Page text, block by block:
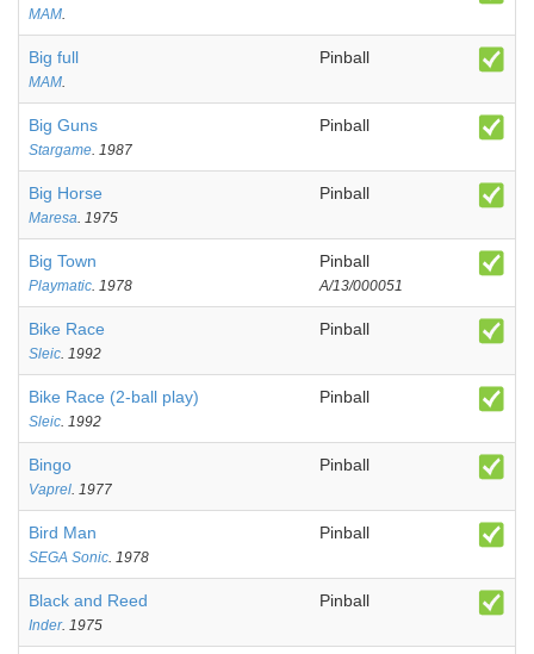
MAM.
Big full
MAM.
Pinball
Big Guns
Stargame. 1987
Pinball
Big Horse
Maresa. 1975
Pinball
Big Town
Playmatic. 1978
Pinball
A/13/000051
Bike Race
Sleic. 1992
Pinball
Bike Race (2-ball play)
Sleic. 1992
Pinball
Bingo
Vaprel. 1977
Pinball
Bird Man
SEGA Sonic. 1978
Pinball
Black and Reed
Inder. 1975
Pinball